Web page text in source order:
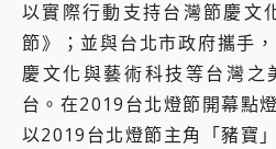
iPhone、Apple Watch、AirPods耳機 三個設備充電一起搞定 ONPRO MagReact™ M3 3 in 1可攜摺疊無線充電器 開箱 評測
動靜皆宜「HUAWEI FreeArc」開放式耳掛耳機，無感配戴! 超穩超服貼，音質、通話也很優質
25種洗烘模式一機搞定! Roborock 衣莉莎白 H1 Neo分子篩洗脫烘 AI 滾筒洗衣機
給 MSI Claw 系列電競掌機 最完美的家 MSI Nest Docking Station 掌機專屬擴充底座 開箱 評測
B&O 精品級音響! Home+ 中嘉寬頻 SoundBox 劇院串流盒 開箱 評測
以實際行動支持台灣節慶文
節》；並與台北市政府攜手
慶文化與藝術科技等台灣之
台。在2019台北燈節開幕點
以2019台北燈節主角「豬寶